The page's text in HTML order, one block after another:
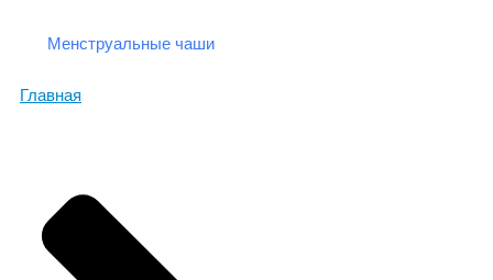
Менструальные чаши
Главная